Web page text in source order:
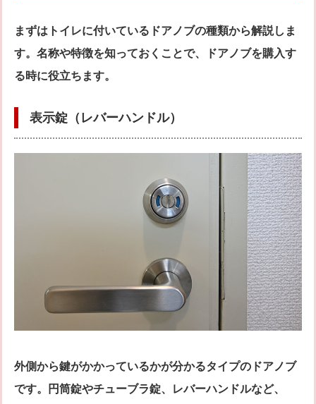
まずはトイレに付いているドアノブの種類から解説しま
す。名称や特徴を知っておくことで、ドアノブを購入す
る時に役立ちます。
表示錠（レバーハンドル）
外側から鍵がかかっているかが分かるタイプのドアノブ
です。円筒錠やチューブラ錠、レバーハンドルなど、